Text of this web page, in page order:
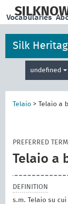
main
Vocabularies
Silk
undefined
Telaio > Telaio a
PREFERRED TERM
Telaio a
DEFINITION
s.m. Telaio su